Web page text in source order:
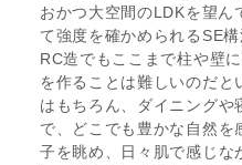
おかつ大空間のLDKを望ん
て強度を確かめられるSE
RC造でもここまで柱や壁
を作ることは難しいのだと
はもちろん、ダイニングや
で、どこでも豊かな自然を
子を眺め、日々肌で感じな